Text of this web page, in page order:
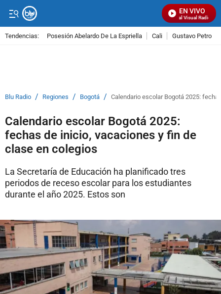
EN VIVO
Señal Visual Radio
Tendencias: Posesión Abelardo De La Espriella Cali Gustavo Petro
Blu Radio / Regiones / Bogotá / Calendario escolar Bogotá 2025:
Calendario escolar Bogotá 2025:
fechas de inicio, vacaciones y fin de
clase en colegios
La Secretaría de Educación ha planificado tres
periodos de receso escolar para los estudiantes
durante el año 2025. Estos son